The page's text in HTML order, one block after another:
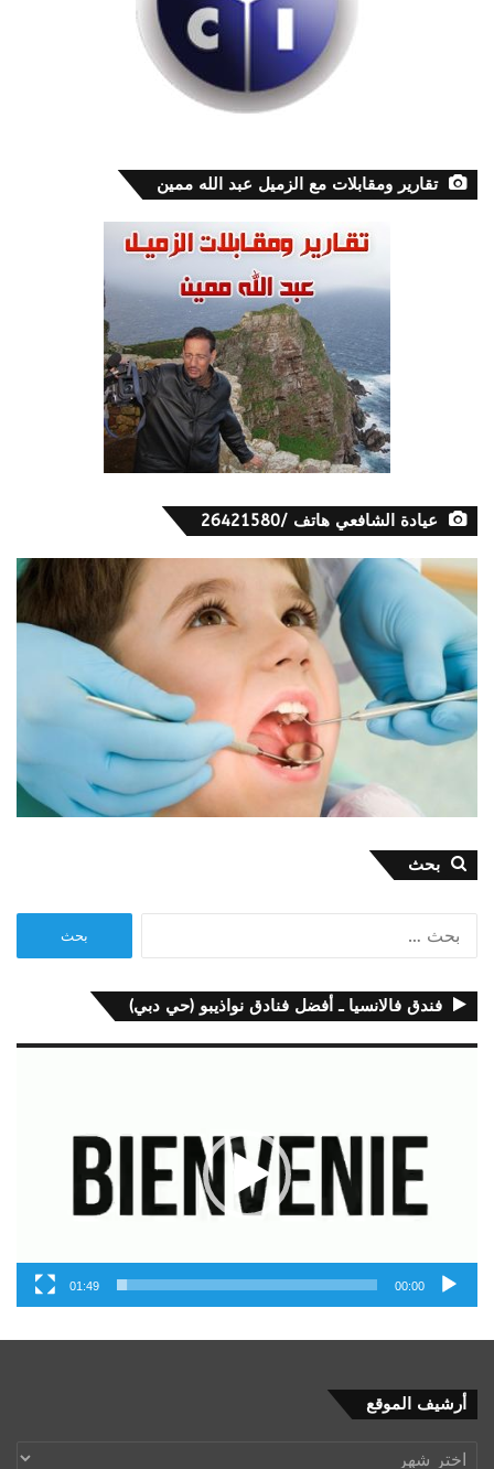
تقارير ومقابلات مع الزميل عبد الله ممين
عيادة الشافعي هاتف /26421580
بحث
فندق فالانسيا ـ أفضل فنادق نواذيبو (حي دبي)
00:00
01:49
أرشيف الموقع
أرشيف
الموقع